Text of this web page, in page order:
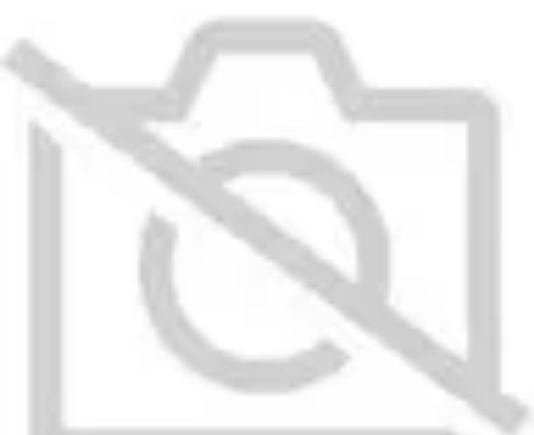
Compréhension de l'accessibilité
Pratique
Mode Accessible
Shopping Accessible